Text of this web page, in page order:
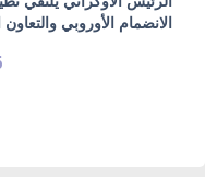
الانضمام الأوروبي